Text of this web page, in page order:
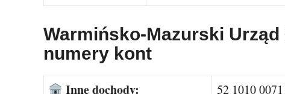
Warmińsko-Mazurski
numery kont
Inne dochody: 52 1010